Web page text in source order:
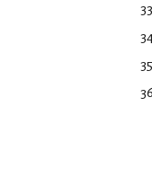
33
35